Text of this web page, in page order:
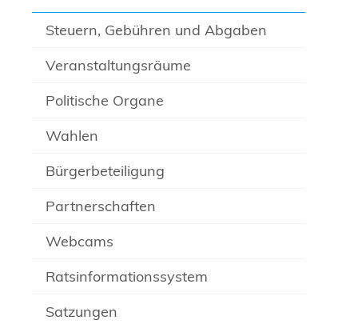
Steuern, Gebühren und Abgaben
Veranstaltungsräume
Politische Organe
Wahlen
Bürgerbeteiligung
Partnerschaften
Webcams
Ratsinformationssystem
Satzungen